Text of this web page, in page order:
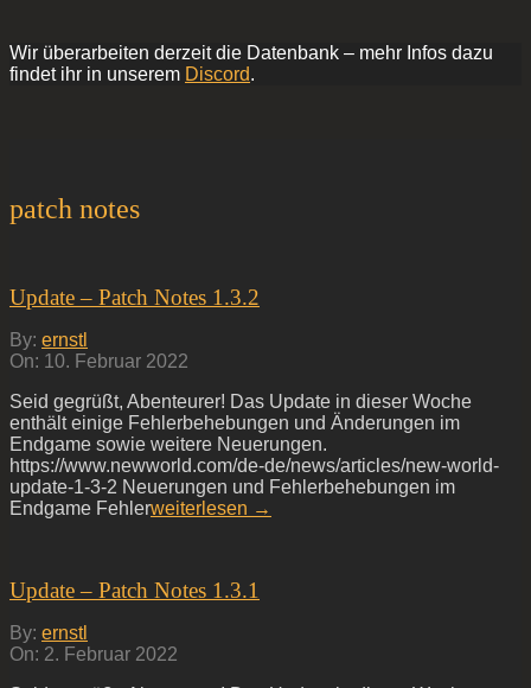
Wir überarbeiten derzeit die Datenbank – mehr Infos dazu
findet ihr in unserem Discord.
patch notes
Update – Patch Notes 1.3.2
2022-
02-
By: ernstl
On: 10. Februar 2022
Seid gegrüßt, Abenteurer! Das Update in dieser Woche
enthält einige Fehlerbehebungen und Änderungen im
Endgame sowie weitere Neuerungen.
https://www.newworld.com/de-de/news/articles/new-world-
update-1-3-2 Neuerungen und Fehlerbehebungen im
Endgame Fehlerweiterlesen →
Update – Patch Notes 1.3.1
2022-
02-
By: ernstl
On: 2. Februar 2022